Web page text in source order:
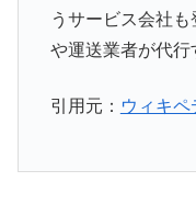
うサービス会社
や運送業者が代行
引用元： ウィキペ